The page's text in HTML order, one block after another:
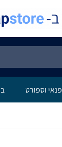
פנאי וספורט